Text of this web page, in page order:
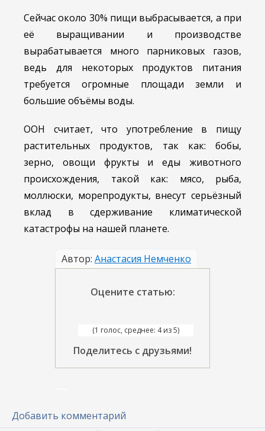
Сейчас около 30% пищи выбрасывается, а при
её выращивании и производстве
вырабатывается много парниковых газов,
ведь для некоторых продуктов питания
требуется огромные площади земли и
большие объёмы воды.
ООН считает, что употребление в пищу
растительных продуктов, так как: бобы,
зерно, овощи фрукты и еды животного
происхождения, такой как: мясо, рыба,
моллюски, морепродукты, внесут серьёзный
вклад в сдерживание климатической
катастрофы на нашей планете.
Автор: Анастасия Немченко
Оцените статью:
(1 голос, среднее: 4 из 5)
Поделитесь с друзьями!
Добавить комментарий